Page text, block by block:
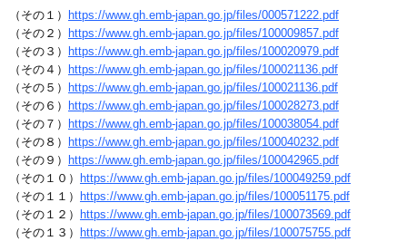
（その１）
https://www.gh.emb-japan.go.jp/files/000571222.pdf
（その２）
https://www.gh.emb-japan.go.jp/files/100009857.pdf
（その３）
https://www.gh.emb-japan.go.jp/files/100020979.pdf
（その４）
https://www.gh.emb-japan.go.jp/files/100021136.pdf
（その５）
https://www.gh.emb-japan.go.jp/files/100021136.pdf
（その６）
https://www.gh.emb-japan.go.jp/files/100028273.pdf
（その７）
https://www.gh.emb-japan.go.jp/files/100038054.pdf
（その８）
https://www.gh.emb-japan.go.jp/files/100040232.pdf
（その９）
https://www.gh.emb-japan.go.jp/files/100042965.pdf
（その１０）
https://www.gh.emb-japan.go.jp/files/100049259.pdf
（その１１）
https://www.gh.emb-japan.go.jp/files/100051175.pdf
（その１２）
https://www.gh.emb-japan.go.jp/files/100073569.pdf
（その１３）
https://www.gh.emb-japan.go.jp/files/100075755.pdf